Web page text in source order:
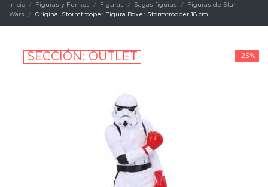
Inicio Figuras y Funkos Figuras Sagas figuras
Figuras de Star
Wars
Original Stormtrooper Figura Boxer Stormtrooper 18 cm
-25%
SECCIÓN: OUTLET